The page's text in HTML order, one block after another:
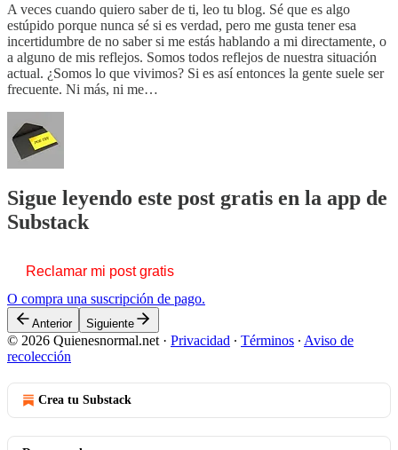
A veces cuando quiero saber de ti, leo tu blog. Sé que es algo
estúpido porque nunca sé si es verdad, pero me gusta tener esa
incertidumbre de no saber si me estás hablando a mi directamente, o
a alguno de mis reflejos. Somos todos reflejos de nuestra situación
actual. ¿Somos lo que vivimos? Si es así entonces la gente suele ser
frecuente. Ni más, ni me…
Sigue leyendo este post gratis en la app de
Substack
Reclamar mi post gratis
O compra una suscripción de pago.
Anterior Siguiente
© 2026 Quienesnormal.net · Privacidad ∙ Términos ∙ Aviso de
recolección
Crea tu Substack